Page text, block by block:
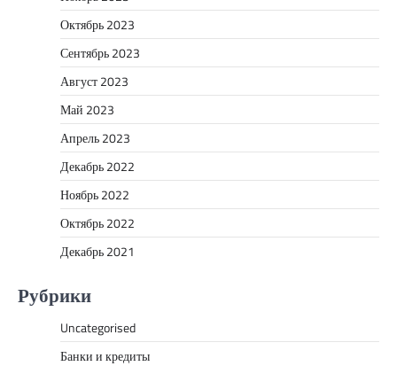
Октябрь 2023
Сентябрь 2023
Август 2023
Май 2023
Апрель 2023
Декабрь 2022
Ноябрь 2022
Октябрь 2022
Декабрь 2021
Рубрики
Uncategorised
Банки и кредиты